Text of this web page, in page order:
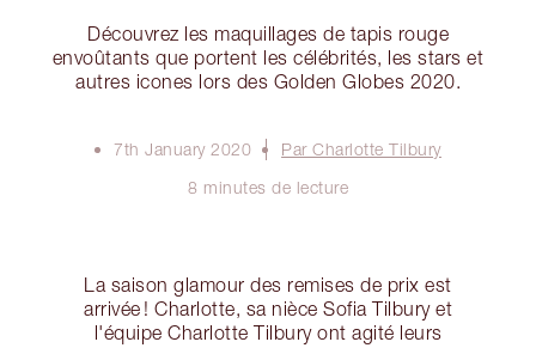
Découvrez les maquillages de tapis rouge
envoûtants que portent les célébrités, les stars et
autres icones lors des Golden Globes 2020.
7th January 2020
Par Charlotte Tilbury
8 minutes de lecture
La saison glamour des remises de prix est
arrivée ! Charlotte, sa nièce Sofia Tilbury et
l'équipe Charlotte Tilbury ont agité leurs